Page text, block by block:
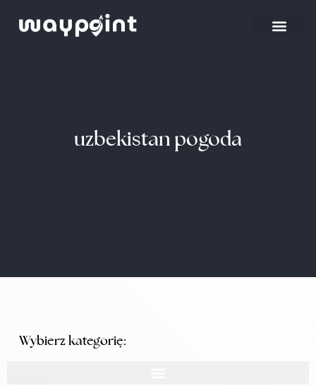
uzbekistan pogoda
Wybierz kategorię: